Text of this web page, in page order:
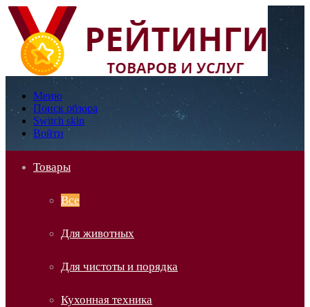
Меню
Поиск обзора
Switch skin
Войти
Товары
Все
Для животных
Для чистоты и порядка
Кухонная техника